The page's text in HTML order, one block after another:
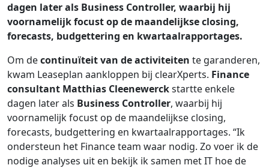
dagen later als Business Controller, waarbij hij
voornamelijk focust op de maandelijkse closing,
forecasts, budgettering en kwartaalrapportages.
Om decontinuïteit van de activiteiten te garanderen,
kwam Leaseplan aankloppen bij clearXperts. Finance
consultant Matthias Cleenewerckstartte enkele
dagen later als Business Controller, waarbij hij
voornamelijk focust op de maandelijkse closing,
forecasts, budgettering en kwartaalrapportages. “Ik
ondersteun het Finance team waar nodig. Zo voer ik de
nodige analyses uit en bekijk ik samen met IT hoe de